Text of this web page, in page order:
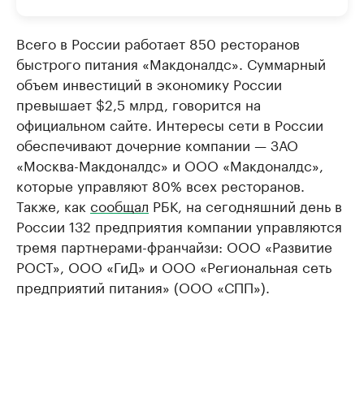
Всего в России работает 850 ресторанов
быстрого питания «Макдоналдс». Суммарный
объем инвестиций в экономику России
превышает $2,5 млрд, говорится на
официальном сайте. Интересы сети в России
обеспечивают дочерние компании — ЗАО
«Москва-Макдоналдс» и ООО «Макдоналдс»,
которые управляют 80% всех ресторанов.
Также, как сообщал РБК, на сегодняшний день в
России 132 предприятия компании управляются
тремя партнерами-франчайзи: ООО «Развитие
РОСТ», ООО «ГиД» и ООО «Региональная сеть
предприятий питания» (ООО «СПП»).